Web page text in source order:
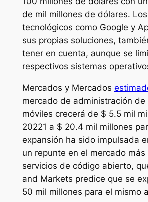
de mil millones de dólares.
tecnológicos como Google y
sus propias soluciones,
tener en cuenta, aunque se
respectivos sistemas
Mercados y Mercados
mercado de administración
móviles crecerá de $ 5.5 mil
20221 a $ 20.4 mil millones
expansión ha sido impulsada
un repunte en el mercado más
servicios de código abierto,
and Markets predice que se
50 mil millones para el mismo